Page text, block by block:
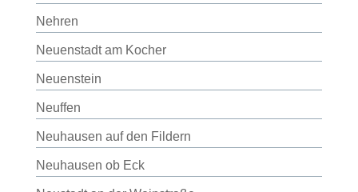
Nehren
Neuenstadt am Kocher
Neuenstein
Neuffen
Neuhausen auf den Fildern
Neuhausen ob Eck